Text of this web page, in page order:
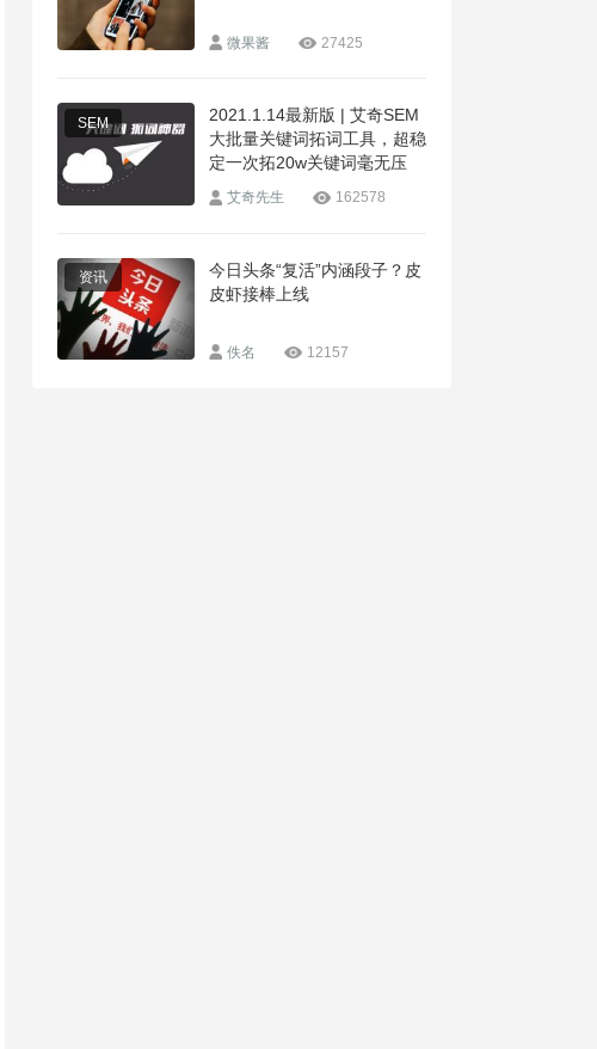
微果酱 27425
SEM
2021.1.14最新版 | 艾奇SEM
大批量关键词拓词工具，超稳
定一次拓20w关键词毫无压
力！
艾奇先生 162578
资讯
今日头条“复活”内涵段子？皮
皮虾接棒上线
佚名 12157